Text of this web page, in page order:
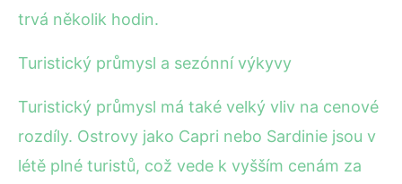
trvá několik hodin.
Turistický průmysl a sezónní výkyvy
Turistický průmysl má také velký vliv na cenové
rozdíly. Ostrovy jako Capri nebo Sardinie jsou v
létě plné turistů, což vede k vyšším cenám za